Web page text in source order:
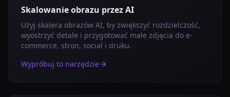
Skalowanie obrazu przez AI
Użyj skalera obrazów AI, by zwiększyć rozdzielczość,
wyostrzyć detale i przygotować małe zdjęcia do e-
commerce, stron, social i druku.
Wypróbuj to narzędzie